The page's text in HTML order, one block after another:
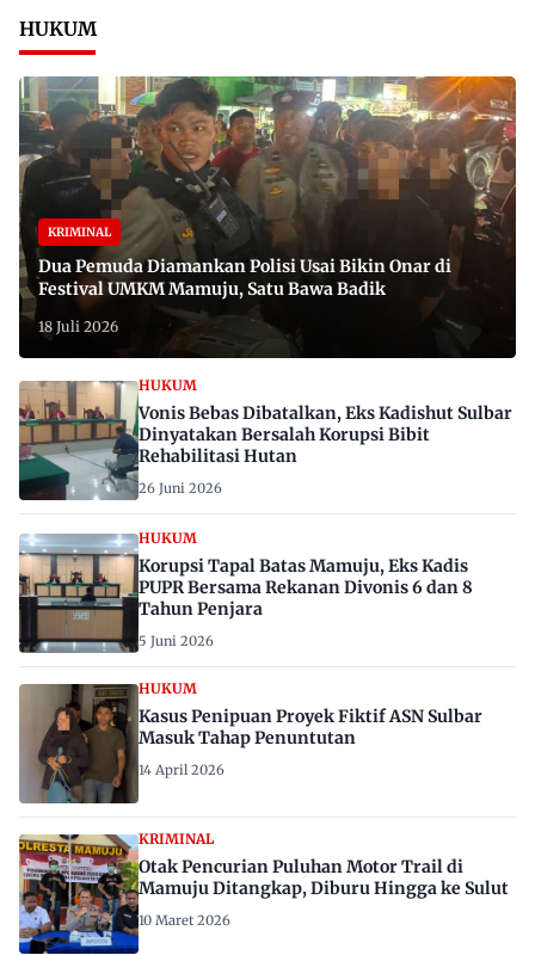
HUKUM
KRIMINAL
Dua Pemuda Diamankan Polisi Usai Bikin Onar di
Festival UMKM Mamuju, Satu Bawa Badik
18 Juli 2026
HUKUM
Vonis Bebas Dibatalkan, Eks Kadishut Sulbar
Dinyatakan Bersalah Korupsi Bibit
Rehabilitasi Hutan
26 Juni 2026
HUKUM
Korupsi Tapal Batas Mamuju, Eks Kadis
PUPR Bersama Rekanan Divonis 6 dan 8
Tahun Penjara
5 Juni 2026
HUKUM
Kasus Penipuan Proyek Fiktif ASN Sulbar
Masuk Tahap Penuntutan
14 April 2026
KRIMINAL
Otak Pencurian Puluhan Motor Trail di
Mamuju Ditangkap, Diburu Hingga ke Sulut
10 Maret 2026